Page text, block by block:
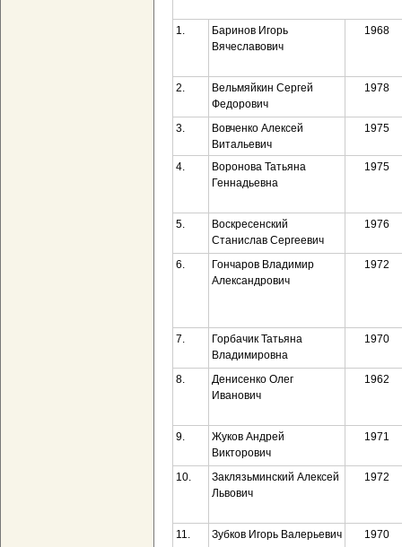
1.
Баринов Игорь
Вячеславович
1968
2.
Вельмяйкин Сергей
Федорович
1978
3.
Вовченко Алексей
Витальевич
1975
4.
Воронова Татьяна
Геннадьевна
1975
5.
Воскресенский
Станислав Сергеевич
1976
6.
Гончаров Владимир
Александрович
1972
7.
Горбачик Татьяна
Владимировна
1970
8.
Денисенко Олег
Иванович
1962
9.
Жуков Андрей
Викторович
1971
10.
Заклязьминский Алексей
Львович
1972
11. Зубков Игорь Валерьевич 1970